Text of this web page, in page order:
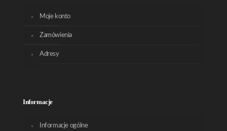
Moje konto
Zamówienia
Adresy
Informacje
Informacje ogólne